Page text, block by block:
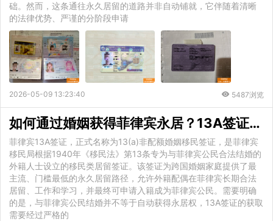
础。然而，这条通往永久居留的道路并非自动铺就，它伴随着清晰
的法律优势、严谨的分阶段申请
2026-05-09 13:23:40 5487浏览
如何通过婚姻获得菲律宾永居？13A签证办理流程与核心权益详解
菲律宾13A签证，正式名称为13(a)非配额婚姻移民签证，是菲律宾
移民局根据1940年《移民法》第13条专为与菲律宾公民合法结婚的
外籍人士设立的移民类居留签证。该签证为跨国婚姻家庭提供了最
主流、门槛最低的永久居留路径，允许外籍配偶在菲律宾长期合法
居留、工作和学习，并最终可申请入籍成为菲律宾公民。需要明确
的是，与菲律宾公民结婚并不等于自动获得永居权，13A签证的获取
需要经过严格的